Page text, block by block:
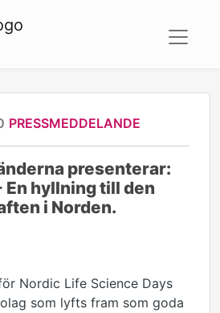
PRESSMEDDELANDE
presenterar:
En hyllning till den
i Norden.
Nordic Life Science Days
som lyfts fram som goda